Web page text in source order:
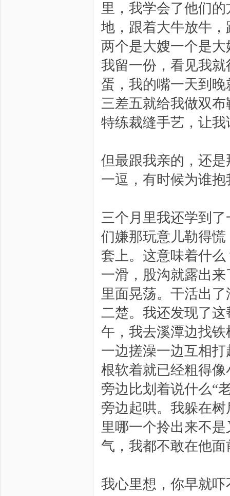
里，我学会了他们
地，跟着大牛放牛
两个是大嫂一个是
我留一份，看见我
蛋，我的嘴一天到
三差五就给我做双
特练裁缝手艺，让
但最跟我亲的，还
一逗，有时候为谁
三个月里我还学到
们嫌那玩意儿勒得
套上。这意味着什
一滑，股沟就露出
里面晃荡。干活出
二楚。我还发现了
午，我去溪潭边找
一边搓澡一边互相
根软着就已经粗得
旁边比划着说什么“
旁边起哄。我躲在
里哪一个拎出来不
气，我都不敢在他
我心里想，你早就